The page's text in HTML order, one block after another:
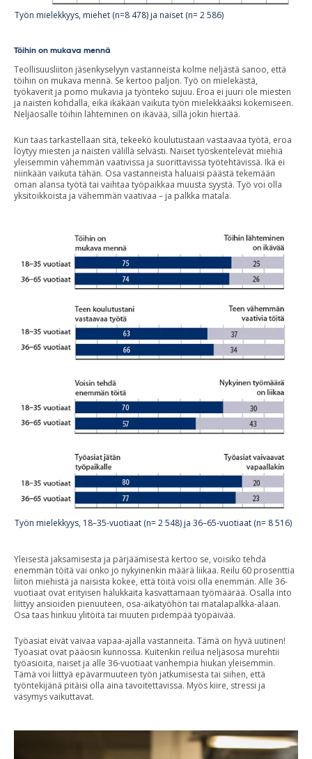
Työn mielekkyys, miehet (n=8 478) ja naiset (n= 2 586)
Töihin on mukava mennä
Teollisuusliiton jäsenkyselyyn vastanneista kolme neljästä sanoo, että
töihin on mukava mennä. Se kertoo paljon. Työ on mielekästä,
työkaverit ja pomo mukavia ja työnteko sujuu. Eroa ei juuri ole miesten
ja naisten kohdalla, eikä ikäkään vaikuta työn mielekkääksi kokemiseen.
Neljäosalle töihin lähteminen on ikävää, sillä jokin hiertää.
Kun taas tarkastellaan sitä, tekeekö koulutustaan vastaavaa työtä, eroa
löytyy miesten ja naisten välillä selvästi. Naiset työskentelevät miehiä
yleisemmin vähemmän vaativissa ja suorittavissa työtehtävissä. Ikä ei
niinkään vaikuta tähän. Osa vastanneista haluaisi päästä tekemään
oman alansa työtä tai vaihtaa työpaikkaa muusta syystä. Työ voi olla
yksitoikkoista ja vähemmän vaativaa – ja palkka matala.
Työn mielekkyys, 18–35-vuotiaat (n= 2 548) ja 36–65-vuotiaat (n= 8 516)
Yleisestä jaksamisesta ja pärjäämisestä kertoo se, voisiko tehdä
enemmän töitä vai onko jo nykyinenkin määrä liikaa. Reilu 60 prosenttia
liiton miehistä ja naisista kokee, että töitä voisi olla enemmän. Alle 36-
vuotiaat ovat erityisen halukkaita kasvattamaan työmäärää. Osalla into
liittyy ansioiden pienuuteen, osa-aikatyöhön tai matalapalkka-alaan.
Osa taas hinkuu ylitöitä tai muuten pidempää työpäivää.
Työasiat eivät vaivaa vapaa-ajalla vastanneita. Tämä on hyvä uutinen!
Työasiat ovat pääosin kunnossa. Kuitenkin reilua neljäsosa murehtii
työasioita, naiset ja alle 36-vuotiaat vanhempia hiukan yleisemmin.
Tämä voi liittyä epävarmuuteen työn jatkumisesta tai siihen, että
työntekijänä pitäisi olla aina tavoitettavissa. Myös kiire, stressi ja
väsymys vaikuttavat.